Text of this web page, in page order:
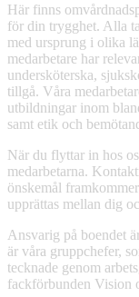
Här finns
för din trygghet. Alla
med ursprung i olika
medarbetare har
undersköterska,
tillgå. Våra
utbildningar inom
samt etik och
När du flyttar in hos
medarbetarna.
önskemål
upprättas mellan dig
Ansvarig på boendet
är våra gruppchefer,
tecknade genom
fackförbunden Vision